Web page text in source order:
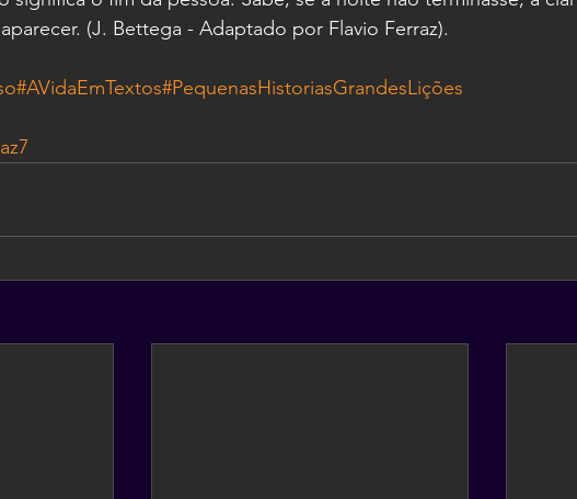
(J. Bettega - Adaptado por Flavio Ferraz).
#AVidaEmTextos#PequenasHistoriasGrandesLições